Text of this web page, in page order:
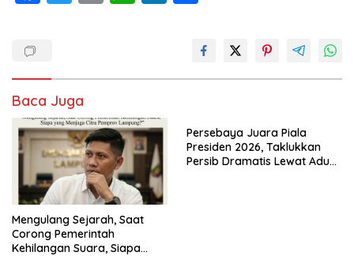
ac
o
o
k
w m h
A
p
p
n
dI
n
ar
e
Baca Juga
Mengulang Sejarah, Saat
Corong Pemerintah
Kehilangan Suara, Siapa
Persebaya Juara Piala
Presiden 2026, Taklukkan
Persib Dramatis Lewat Adu